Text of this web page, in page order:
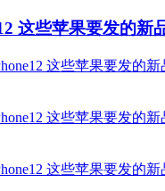
这些苹果要发的新